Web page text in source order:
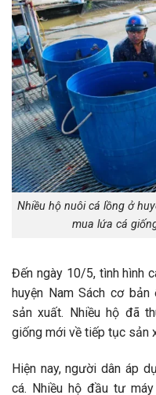
Nhiều hộ nuôi cá lồng ở
mua lứa cá
Đến ngày 10/5, tình hình
huyện Nam Sách cơ
sản xuất. Nhiều hộ đã
giống mới về tiếp tục sản
Hiện nay, người dân áp
cá. Nhiều hộ đầu tư